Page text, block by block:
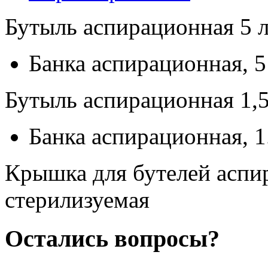
Бутыль аспирационная 5
Банка аспирационная,
Бутыль аспирационная
Банка аспирационная,
Крышка для бутелей
стерилизуемая
Остались вопросы?